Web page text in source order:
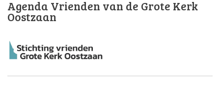
Agenda Vrienden van de Grote Kerk
Oostzaan